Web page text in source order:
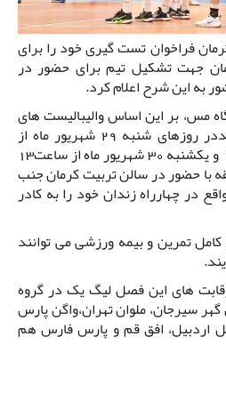
فراخوان تست گیری خود را برای
جهت تشکیل تیم برای حضور در
به این شرح اعلام کرد.
مس، بر این اساس والیبالیست های
بومی استان کرمان می تواننددر روزهای شنبه 29 شهریور ماه از
ساعت 16 و 30 دقیقه الی 18 و یکشنبه 30 شهریور ماه از ساعت13
الی 16 و 30 دقیقه با حضور در سالن تربیت کرمان جنب
در چهارراه زندان خود را به کادر
تمرین و بیمه ورزشی می توانند
های این فصل لیگ‌ یک در گروه
سیرجان، ملوان تهران،واگن پارس
اردبیل، افق قم و پارس فارس هم